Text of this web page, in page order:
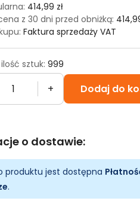
: 414,99 zł
z 30 dni przed obniżką:
: Faktura sprzedaży VAT
sztuk: 999
+ Dodaj do
o dostawie:
produktu jest dostępna
.